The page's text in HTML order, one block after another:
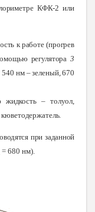
КФК-2 или
к работе (прогрев
регулятора3
нм – зеленый, 670
– толуол,
.
при заданной
= 680 нм).